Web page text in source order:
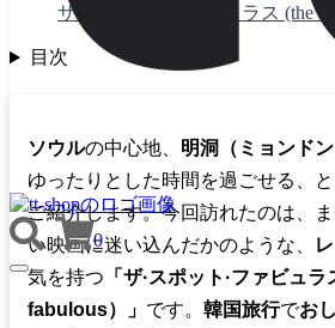
0
TOGGLE
ザ·スポット·ファビュラス (the
目次
ソウルの中心地、 明洞（ミョンドン
ゆったりとした時間を過ごせる、
ご紹介します。今回訪れたのは、
い映画に迷い込んだかのような、
気を持つ 「ザ·スポット·ファビュ
fabulous）」 です。 韓国旅行でお